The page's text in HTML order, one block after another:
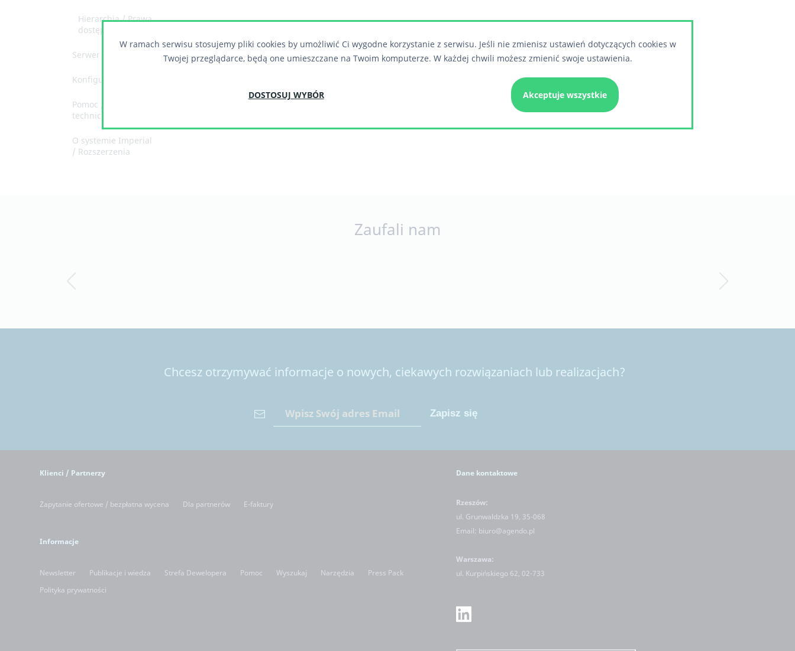
Hierarchia / Prawa
dostępu
Serwer
Konfiguracja
Pomoc / Wsparcie
techniczne
O systemie Imperial
/ Rozszerzenia
Zaufali nam
Chcesz otrzymywać informacje o nowych, ciekawych rozwiązaniach lub realizacjach?
Klienci / Partnerzy
Zapytanie ofertowe / bezpłatna wycena Dla partnerów E-faktury
Informacje
Newsletter Publikacje i wiedza Strefa Dewelopera Pomoc Wyszukaj Narzędzia
Press Pack
Polityka prywatności
Dane kontaktowe
Rzeszów:
ul. Grunwaldzka 19, 35-068
Email: biuro@agendo.pl
Warszawa:
ul. Kurpińskiego 62, 02-733
W ramach serwisu stosujemy pliki cookies by umożliwić Ci wygodne korzystanie z serwisu. Jeśli nie zmienisz ustawień dotyczących cookies w
Twojej przeglądarce, będą one umieszczane na Twoim komputerze. W każdej chwili możesz zmienić swoje ustawienia.
DOSTOSUJ WYBÓR Akceptuje wszystkie